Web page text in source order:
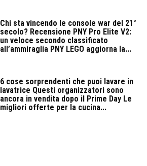
Chi sta vincendo le console war del 21°
secolo? Recensione PNY Pro Elite V2:
un veloce secondo classificato
all’ammiraglia PNY LEGO aggiorna la...
6 cose sorprendenti che puoi lavare in
lavatrice Questi organizzatori sono
ancora in vendita dopo il Prime Day Le
migliori offerte per la cucina...